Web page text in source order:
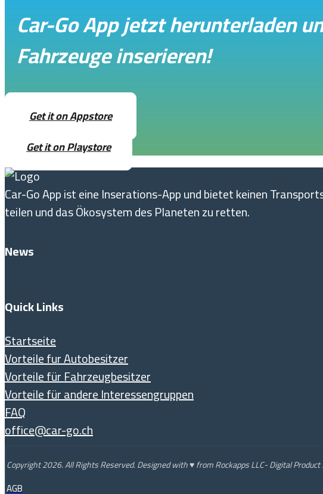
Car-Go App jetzt herunterladen
Fahrzeuge inserieren!
Get it on Appstore
Get it on Playstore
Car-Go App ist eine Inserations-App und bietet keinen
teilen und das Ökosystem des Planeten zu retten.
News
Quick Links
Startseite
Vorteile fur Autobesitzer
Vorteile für Fahrzeugbesitzer
Vorteile für andere Interessengruppen
FAQ
office@car-go.ch
Copyright 2026. All Rights Reserved. Designed with ♥ from Rockapps LLC- Digital Product
AGB